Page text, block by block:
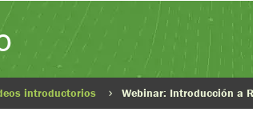
introductorios Webinar: Introducción a